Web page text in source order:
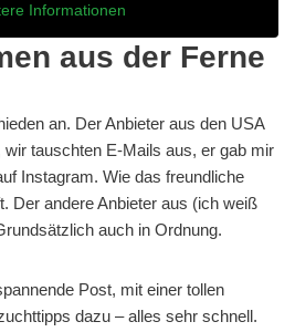
Informationen
aus der Ferne
an. Der Anbieter aus den USA
tauschten E-Mails aus, er gab mir
Instagram. Wie das freundliche
Der andere Anbieter aus (ich weiß
auch in Ordnung.
Post, mit einer tollen
dazu – alles sehr schnell.